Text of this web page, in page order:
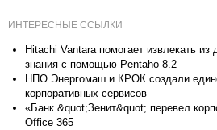
ИНТЕРЕСНЫЕ ССЫЛКИ
Hitachi Vantara помогает извлекать
знания с помощью Pentaho 8.2
НПО Энергомаш и КРОК создали
корпоративных сервисов
«Банк &quot;Зенит&quot; перевел
Office 365